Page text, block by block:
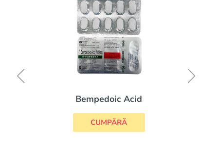
Bempedoic Acid
CUMPĂRĂ